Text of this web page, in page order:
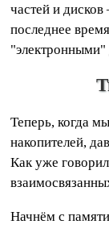
частей и
последнее
"электронными"
Теперь, когда
накопителей,
Как уже
Начнём с